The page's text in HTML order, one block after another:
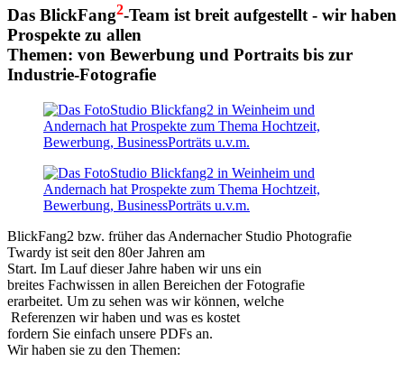
Das BlickFang2-Team ist breit aufgestellt - wir haben
Prospekte zu allen
Themen: von Bewerbung und Portraits bis zur
Industrie-Fotografie
BlickFang2 bzw. früher das Andernacher Studio Photografie
Twardy ist seit den 80er Jahren am
Start. Im Lauf dieser Jahre haben wir uns ein
breites Fachwissen in allen Bereichen der Fotografie
erarbeitet. Um zu sehen was wir können, welche
Referenzen wir haben und was es kostet
fordern Sie einfach unsere PDFs an.
Wir haben sie zu den Themen: